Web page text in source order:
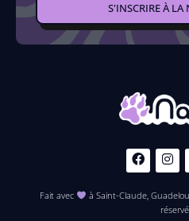
S'INSCRIRE À LA
Fait avec
à Saint-Claude,